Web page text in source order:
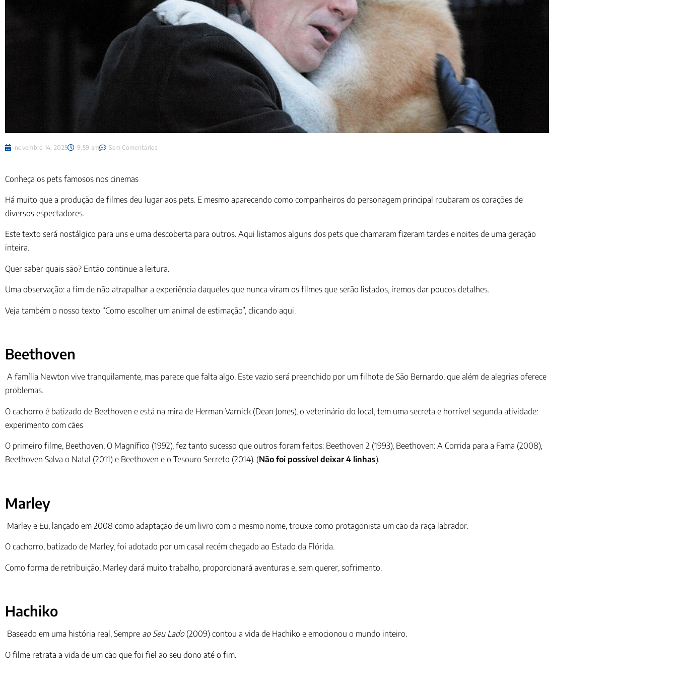
novembro 14, 2025 9:59 am Sem Comentários
Conheça os pets famosos nos cinemas
Há muito que a produção de filmes deu lugar aos pets. E mesmo aparecendo como companheiros do personagem principal roubaram os corações de
diversos espectadores.
Este texto será nostálgico para uns e uma descoberta para outros. Aqui listamos alguns dos pets que chamaram fizeram tardes e noites de uma geração
inteira.
Quer saber quais são? Então continue a leitura.
Uma observação: a fim de não atrapalhar a experiência daqueles que nunca viram os filmes que serão listados, iremos dar poucos detalhes.
Veja também o nosso texto “Como escolher um animal de estimação”, clicando aqui.
Beethoven
A família Newton vive tranquilamente, mas parece que falta algo. Este vazio será preenchido por um filhote de São Bernardo, que além de alegrias oferece
problemas.
O cachorro é batizado de Beethoven e está na mira de Herman Varnick (Dean Jones), o veterinário do local, tem uma secreta e horrível segunda atividade:
experimento com cães
O primeiro filme, Beethoven, O Magnífico (1992), fez tanto sucesso que outros foram feitos: Beethoven 2 (1993), Beethoven: A Corrida para a Fama (2008),
Beethoven Salva o Natal (2011) e Beethoven e o Tesouro Secreto (2014). (Não foi possível deixar 4 linhas).
Marley
Marley e Eu, lançado em 2008 como adaptação de um livro com o mesmo nome, trouxe como protagonista um cão da raça labrador.
O cachorro, batizado de Marley, foi adotado por um casal recém chegado ao Estado da Flórida.
Como forma de retribuição, Marley dará muito trabalho, proporcionará aventuras e, sem querer, sofrimento.
Hachiko
Baseado em uma história real, Sempre ao Seu Lado(2009) contou a vida de Hachiko e emocionou o mundo inteiro.
O filme retrata a vida de um cão que foi fiel ao seu dono até o fim.